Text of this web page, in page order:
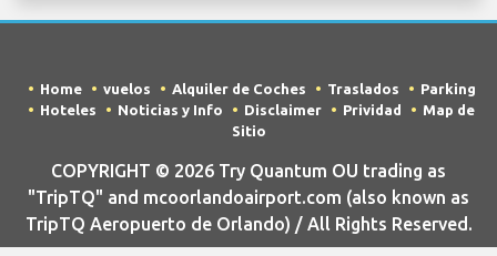
Home vuelos Alquiler de Coches Traslados
Parking
Hoteles
Noticias y Info Disclaimer Prividad
Map de
Sitio
COPYRIGHT © 2026 Try Quantum OU trading as
"TripTQ" and mcoorlandoairport.com (also known as
TripTQ Aeropuerto de Orlando) / All Rights Reserved.